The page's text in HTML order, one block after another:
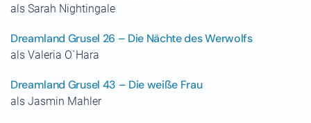
als Sarah Nightingale
Dreamland Grusel 26 – Die Nächte des Werwolfs
als Valeria O`Hara
Dreamland Grusel 43 – Die weiße Frau
als Jasmin Mahler